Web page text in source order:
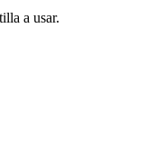
a usar.